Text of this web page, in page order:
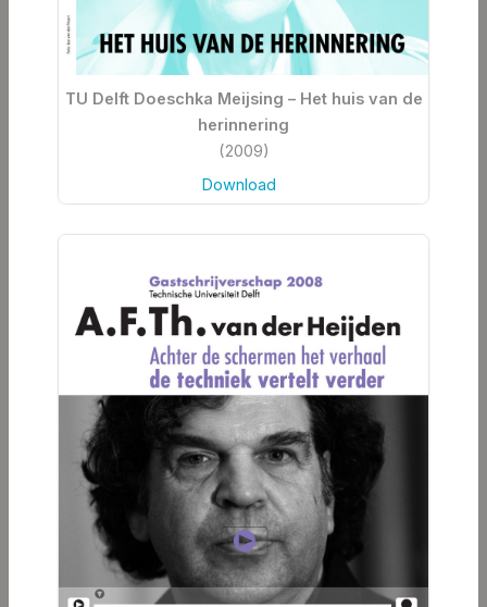
TU Delft Doeschka Meijsing – Het huis van de
herinnering
(2009)
Download